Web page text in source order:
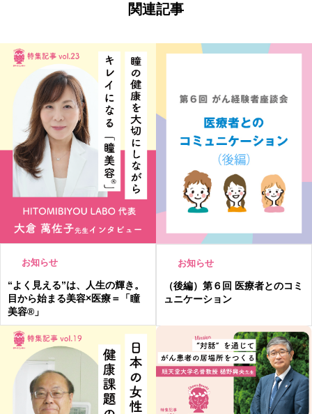
関連記事
お知らせ
“よく見える”は、人生の輝き。
目から始まる美容×医療＝「瞳
美容®」
お知らせ
（後編）第６回 医療者とのコミ
ュニケーション